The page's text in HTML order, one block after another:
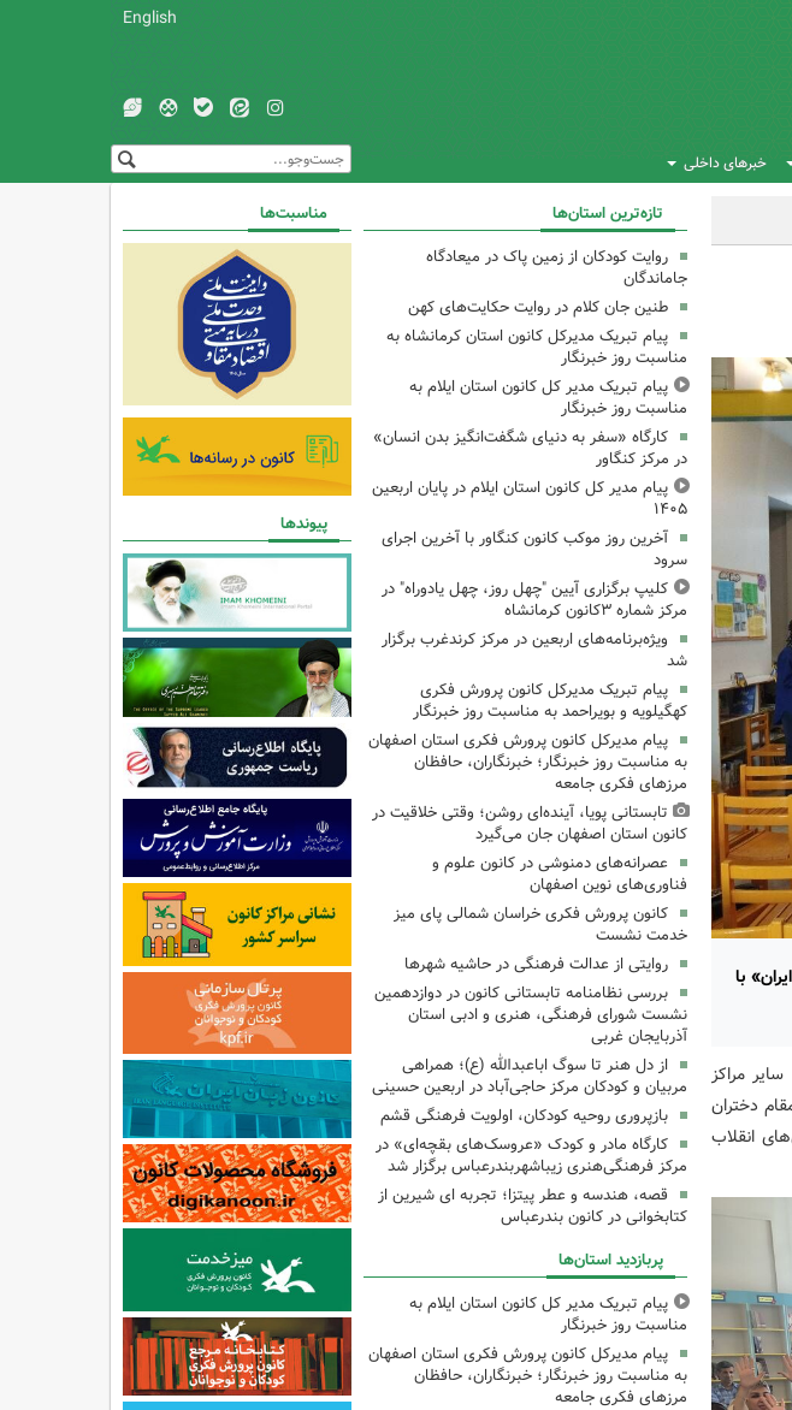
English
خبرهای داخلی
با
مراکز
دختران
انقلاب
تازه‌ترین استان‌ها
روایت کودکان از زمین پاک در میعادگاه
جاماندگان
طنین جان کلام در روایت حکایت‌های کهن
پیام تبریک مدیرکل کانون استان کرمانشاه به
مناسبت روز خبرنگار
پیام تبریک مدیر کل کانون استان ایلام به
مناسبت روز خبرنگار
کارگاه «سفر به دنیای شگفت‌انگیز بدن انسان»
در مرکز کنگاور
پیام مدیر کل کانون استان ایلام در پایان اربعین
۱۴۰۵
آخرین روز موکب کانون کنگاور با آخرین اجرای
سرود
کلیپ برگزاری آیین "چهل روز، چهل یادوراه" در
مرکز شماره ۳کانون کرمانشاه
ویژه‌برنامه‌های اربعین در مرکز کرندغرب برگزار
شد
پیام تبریک مدیرکل کانون پرورش فکری
کهگیلویه و بویراحمد به مناسبت روز خبرنگار
پیام مدیرکل کانون پرورش فکری استان اصفهان
به مناسبت روز خبرنگار؛ خبرنگاران، حافظان
مرزهای فکری جامعه
تابستانی پویا، آینده‌ای روشن؛ وقتی خلاقیت در
کانون استان اصفهان جان می‌گیرد
عصرانه‌های دمنوشی در کانون علوم و
فناوری‌های نوین اصفهان
کانون پرورش فکری خراسان شمالی پای میز
خدمت نشست
روایتی از عدالت فرهنگی در حاشیه شهرها
بررسی نظامنامه تابستانی کانون در دوازدهمین
نشست شورای فرهنگی، هنری و ادبی استان
آذربایجان غربی
از دل هنر تا سوگ اباعبدالله (ع)؛ همراهی
مربیان و کودکان مرکز حاجی‌آباد در اربعین حسینی
بازپروری روحیه کودکان، اولویت فرهنگی قشم
کارگاه مادر و کودک «عروسک‌های بقچه‌ای» در
مرکز فرهنگی‌هنری زیباشهربندرعباس برگزار شد
قصه، هندسه و عطر پیتزا؛ تجربه ای شیرین از
کتابخوانی در کانون بندرعباس
پربازدید استان‌ها
پیام تبریک مدیر کل کانون استان ایلام به
مناسبت روز خبرنگار
پیام مدیرکل کانون پرورش فکری استان اصفهان
به مناسبت روز خبرنگار؛ خبرنگاران، حافظان
مرزهای فکری جامعه
مناسبت‌ها
پیوندها